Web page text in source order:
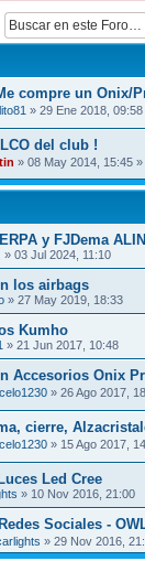
compre un Onix/
» 29 Ene 2018, 09:58
del club !
» 08 May 2014, 15:45 »
y FJDema
» 03 Jul 2024, 11:10
los airbags
» 27 May 2019, 18:33
Kumho
» 21 Jun 2017, 10:48
Accesorios Onix
» 26 Ago 2017,
cierre,
» 15 Ago 2017,
Led Cree
» 10 Nov 2016, 21:00
Sociales -
» 29 Nov 2016,